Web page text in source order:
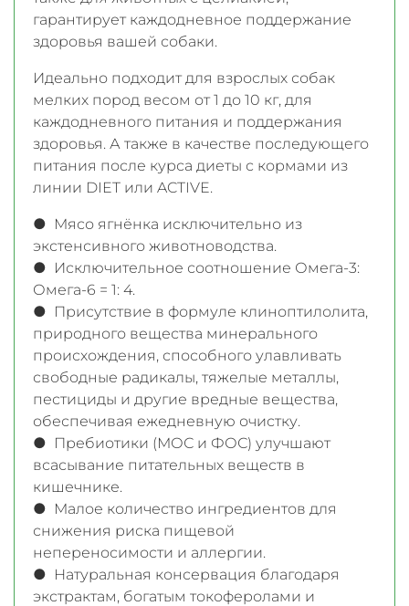
гарантирует каждодневное поддержание
здоровья вашей собаки.
Идеально подходит для взрослых собак
мелких пород весом от 1 до 10 кг, для
каждодневного питания и поддержания
здоровья. А также в качестве последующего
питания после курса диеты с кормами из
линии DIET или ACTIVE.
● Мясо ягнёнка исключительно из
экстенсивного животноводства.
● Исключительное соотношение Омега-3:
Омега-6 = 1: 4.
● Присутствие в формуле клиноптилолита,
природного вещества минерального
происхождения, способного улавливать
свободные радикалы, тяжелые металлы,
пестициды и другие вредные вещества,
обеспечивая ежедневную очистку.
● Пребиотики (МОС и ФОС) улучшают
всасывание питательных веществ в
кишечнике.
● Малое количество ингредиентов для
снижения риска пищевой
непереносимости и аллергии.
● Натуральная консервация благодаря
экстрактам, богатым токоферолами и